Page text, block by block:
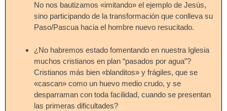
No nos bautizamos «imitando» el ejemplo de Jesús,
sino participando de la transformación que conlleva su
Paso/Pascua hacia el hombre nuevo resucitado.
¿No habremos estado fomentando en nuestra Iglesia
muchos cristianos en plan “pasados por agua”?
Cristianos más bien «blanditos» y frágiles, que se
«cascan» como un huevo medio crudo, y se
desparraman con toda facilidad, cuando se presentan
las primeras dificultades?